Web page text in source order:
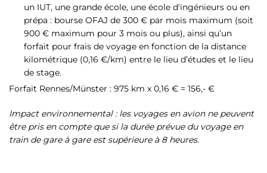
un IUT, une grande école, une école d'ingénieurs ou en
prépa : bourse OFAJ de 300 € par mois maximum (soit
900 € maximum pour 3 mois ou plus), ainsi qu’un
forfait pour frais de voyage en fonction de la distance
kilométrique (0,16 €/km) entre le lieu d’études et le lieu
de stage.
Forfait Rennes/Münster : 975 km x 0,16 € = 156,- €
Impact environnemental : les voyages en avion ne peuvent
être pris en compte que si la durée prévue du voyage en
train de gare à gare est supérieure à 8 heures.